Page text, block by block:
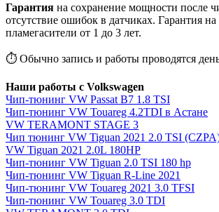
Гарантия на сохранение мощности после
отсутствие ошибок в датчиках. Гарантия на
пламегасители от 1 до 3 лет.
⏱ Обычно запись и работы проводятся
Наши работы с Volkswagen
Чип-тюнинг VW Passat B7 1.8 TSI
Чип-тюнинг VW Touareg 4.2TDI в Астане
VW TERAMONT STAGE 3
Чип тюнинг VW Tiguan 2021 2.0 TSI
VW Tiguan 2021 2.0L 180HP
Чип-тюнинг VW Tiguan 2.0 TSI 180 hp
Чип-тюнинг VW Tiguan R-Line 2021
Чип-тюнинг VW Touareg 2021 3.0 TFSI
Чип-тюнинг VW Touareg 3.0 TDI